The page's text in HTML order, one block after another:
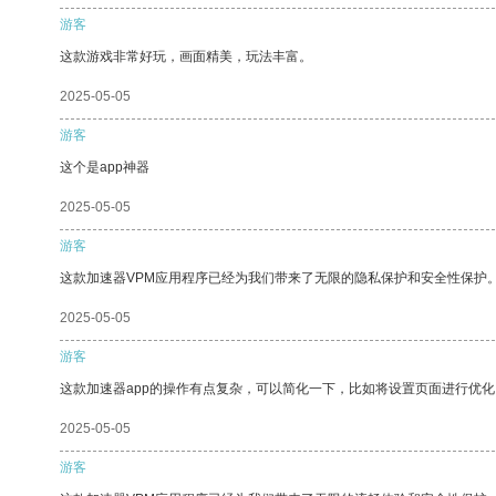
游客
这款游戏非常好玩，画面精美，玩法丰富。
2025-05-05
游客
这个是app神器
2025-05-05
游客
这款加速器VPM应用程序已经为我们带来了无限的隐私保护和安全性保护
2025-05-05
游客
这款加速器app的操作有点复杂，可以简化一下，比如将设置页面进行优
2025-05-05
游客